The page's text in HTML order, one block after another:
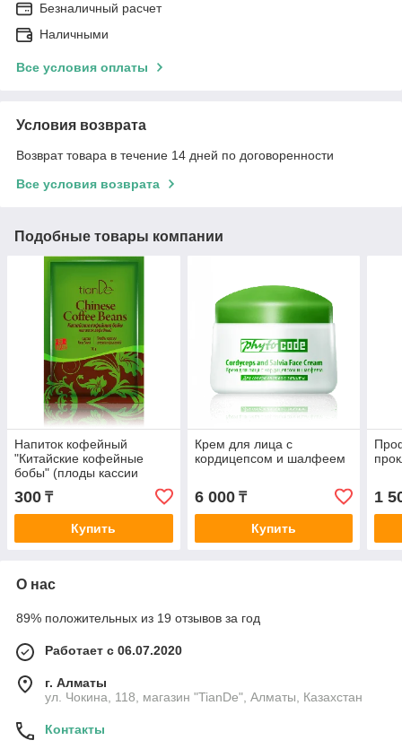
Безналичный расчет
Наличными
Все условия оплаты
Условия возврата
Возврат товара в течение 14 дней по договоренности
Все условия возврата
Подобные товары компании
Напиток кофейный
"Китайские кофейные
бобы" (плоды кассии
300 ₸
Купить
Крем для лица с
кордицепсом и шалфеем
6 000₸
Купить
1
О нас
89% положительных из 19 отзывов за год
Работает с 06.07.2020
г. Алматы
ул. Чокина, 118, магазин "TianDe", Алматы, Казахстан
Контакты